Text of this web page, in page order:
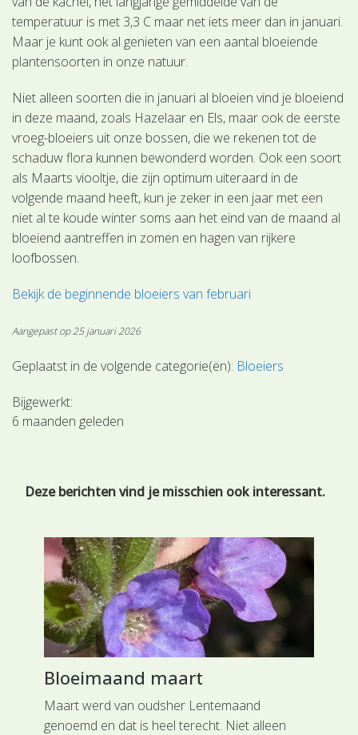
temperatuur is met 3,3 C maar net iets meer dan in januari.
Maar je kunt ook al genieten van een aantal bloeiende
plantensoorten in onze natuur.
Niet alleen soorten die in januari al bloeien vind je bloeiend
in deze maand, zoals Hazelaar en Els, maar ook de eerste
vroeg-bloeiers uit onze bossen, die we rekenen tot de
schaduw flora kunnen bewonderd worden. Ook een soort
als Maarts viooltje, die zijn optimum uiteraard in de
volgende maand heeft, kun je zeker in een jaar met een
niet al te koude winter soms aan het eind van de maand al
bloeiend aantreffen in zomen en hagen van rijkere
loofbossen.
Bekijk de beginnende bloeiers van februari
Aangepast op 25 januari 2026
Geplaatst in de volgende categorie(ën): Bloeiers
Bijgewerkt:
6 maanden geleden
Deze berichten vind je misschien ook interessant.
Bloeimaand maart
Maart werd van oudsher Lentemaand
genoemd en dat is heel terecht. Niet alleen